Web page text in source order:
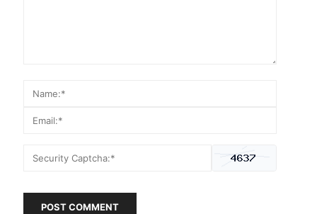
POST COMMENT